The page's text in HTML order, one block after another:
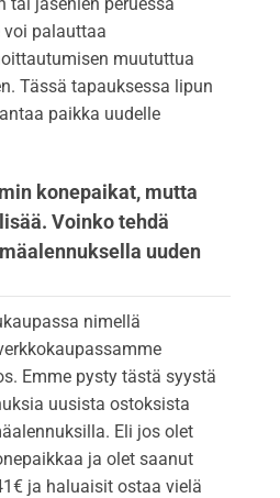
palauttaa
muututtua
Tässä tapauksessa lipun
paikka uudelle
konepaikat, mutta
Voinko tehdä
uuden
nimellä
Emme pysty tästä syystä
uusista ostoksista
Eli jos olet
ja olet saanut
ja haluaisit ostaa vielä